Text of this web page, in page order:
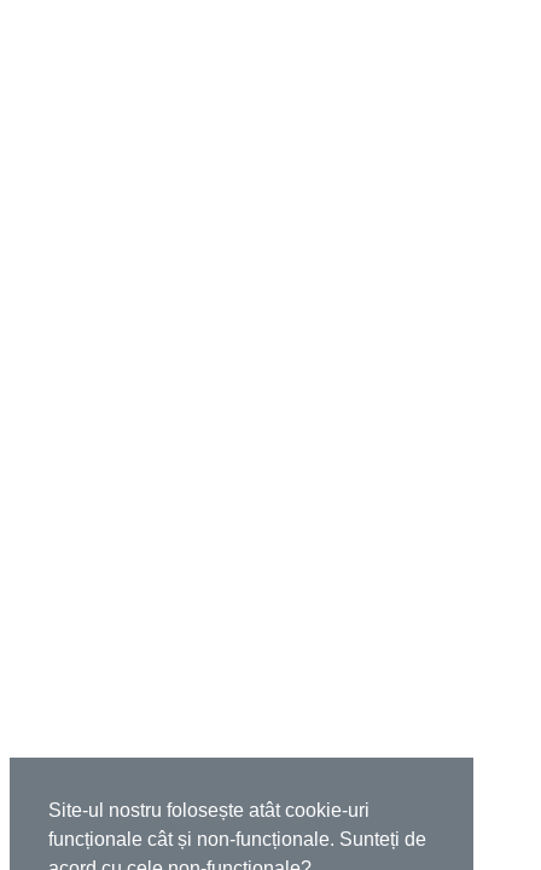
Site-ul nostru folosește atât cookie-uri
funcționale cât și non-funcționale. Sunteți de